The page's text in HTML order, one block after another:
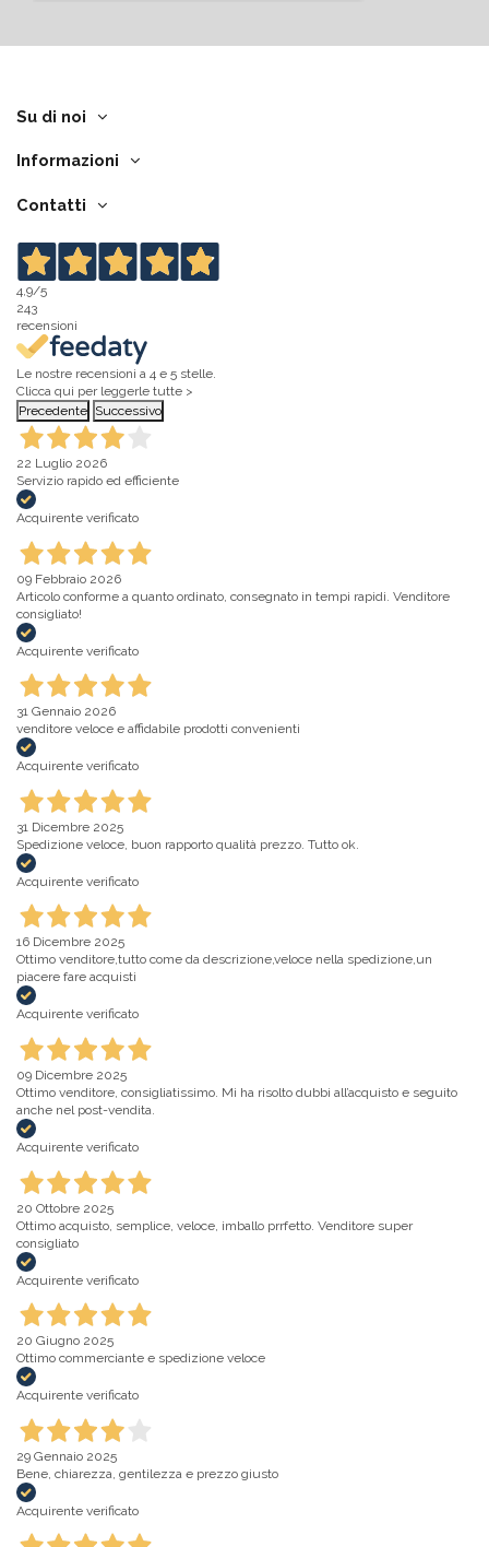
Su di noi
Informazioni
Contatti
4,9/5
243
recensioni
Le nostre recensioni a 4 e 5 stelle.
Clicca qui per leggerle tutte >
Precedente Successivo
22 Luglio 2026
Servizio rapido ed efficiente
Acquirente verificato
09 Febbraio 2026
Articolo conforme a quanto ordinato, consegnato in tempi rapidi. Venditore
consigliato!
Acquirente verificato
31 Gennaio 2026
venditore veloce e affidabile prodotti convenienti
Acquirente verificato
31 Dicembre 2025
Spedizione veloce, buon rapporto qualità prezzo. Tutto ok.
Acquirente verificato
16 Dicembre 2025
Ottimo venditore,tutto come da descrizione,veloce nella spedizione,un
piacere fare acquisti
Acquirente verificato
09 Dicembre 2025
Ottimo venditore, consigliatissimo. Mi ha risolto dubbi all’acquisto e seguito
anche nel post-vendita.
Acquirente verificato
20 Ottobre 2025
Ottimo acquisto, semplice, veloce, imballo prrfetto. Venditore super
consigliato
Acquirente verificato
20 Giugno 2025
Ottimo commerciante e spedizione veloce
Acquirente verificato
29 Gennaio 2025
Bene, chiarezza, gentilezza e prezzo giusto
Acquirente verificato